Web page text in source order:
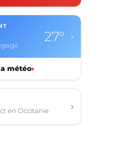
27° ›
météo›
en Occitanie ›